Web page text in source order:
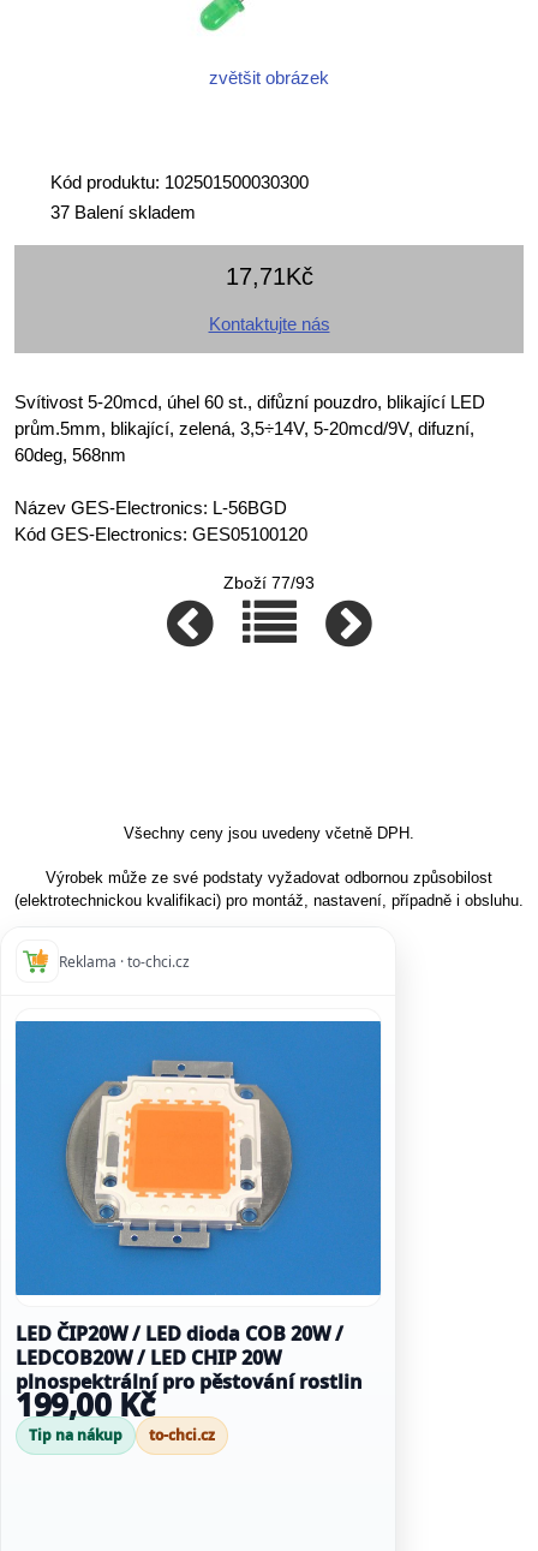
zvětšit obrázek
Kód produktu: 102501500030300
37 Balení skladem
17,71Kč
Kontaktujte nás
Svítivost 5-20mcd, úhel 60 st., difůzní pouzdro, blikající LED
prům.5mm, blikající, zelená, 3,5÷14V, 5-20mcd/9V, difuzní,
60deg, 568nm
Název GES-Electronics: L-56BGD
Kód GES-Electronics: GES05100120
Zboží 77/93
Všechny ceny jsou uvedeny včetně DPH.
Výrobek může ze své podstaty vyžadovat odbornou způsobilost
(elektrotechnickou kvalifikaci) pro montáž, nastavení, případně i obsluhu.
Reklama · to-chci.cz
LED ČIP20W / LED dioda COB 20W /
LEDCOB20W / LED CHIP 20W
plnospektrální pro pěstování rostlin
199,00 Kč
Tip na nákup to-chci.cz